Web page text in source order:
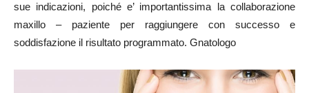
sue indicazioni, poiché e’ importantissima la collaborazione
maxillo – paziente per raggiungere con successo e
soddisfazione il risultato programmato. Gnatologo